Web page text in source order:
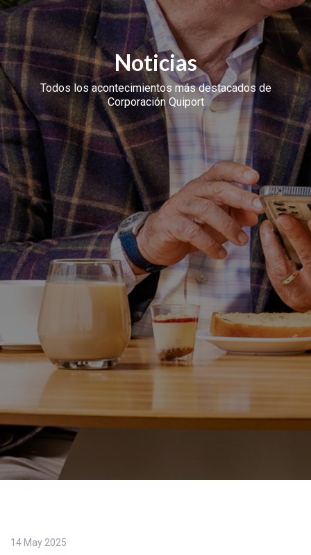
Noticias
Todos los acontecimientos más destacados de
Corporación Quiport
14 May 2025